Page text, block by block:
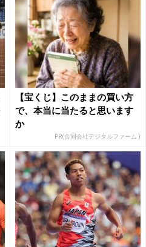
【宝くじ】このままの買い方
で、本当に当たると思います
か
PR(合同会社デジタルファーム )